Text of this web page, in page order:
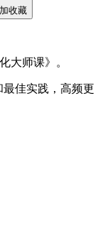
收藏
大师课》。
佳实践，高频更